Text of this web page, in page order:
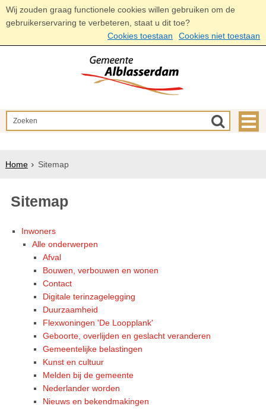
Wij zouden graag functionele cookies willen gebruiken om de
gebruikerservaring te verbeteren, staat u dit toe?
Cookies toestaan
Cookies niet toestaan
Home Sitemap
Sitemap
Inwoners
Alle onderwerpen
Afval
Bouwen, verbouwen en wonen
Contact
Digitale terinzagelegging
Duurzaamheid
Flexwoningen 'De Loopplank'
Geboorte, overlijden en geslacht veranderen
Gemeentelijke belastingen
Kunst en cultuur
Melden bij de gemeente
Nederlander worden
Nieuws en bekendmakingen